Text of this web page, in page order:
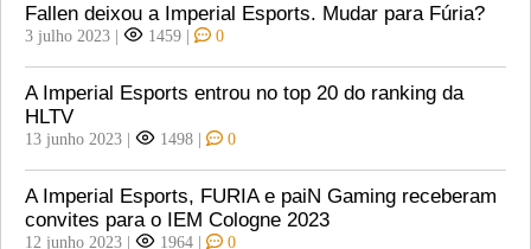
Fallen deixou a Imperial Esports. Mudar para Fúria?
3 julho 2023 | 1459 | 0
A Imperial Esports entrou no top 20 do ranking da
HLTV
13 junho 2023 | 1498 | 0
A Imperial Esports, FURIA e paiN Gaming receberam
convites para o IEM Cologne 2023
12 junho 2023 | 1964 | 0